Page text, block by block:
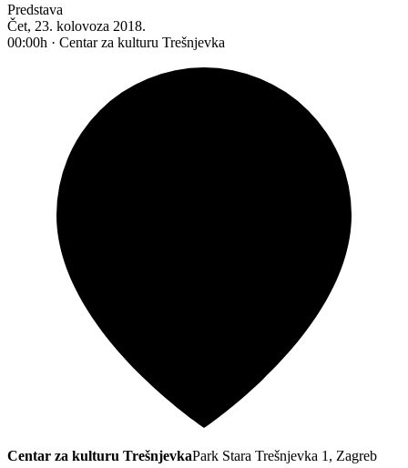
Predstava
Čet, 23. kolovoza 2018.
00:00h · Centar za kulturu Trešnjevka
Centar za kulturu TrešnjevkaPark Stara Trešnjevka 1, Zagreb